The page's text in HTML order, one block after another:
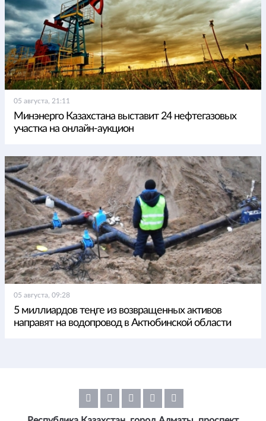
05 августа, 21:11
Минэнерго Казахстана выставит 24 нефтегазовых
участка на онлайн-аукцион
05 августа, 09:28
5 миллиардов теңге из возвращенных активов
направят на водопровод в Актюбинской области